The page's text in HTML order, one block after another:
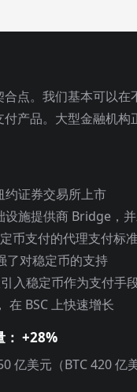
点。我们基本可以
产品。大型金融机构
约证券交易所上市
施提供商 Bridge，
币支付的代理支付标
对稳定币的支持
入稳定币作为支付手
在 BSC 上快速增长
： +28%
亿美元（BTC 420 亿